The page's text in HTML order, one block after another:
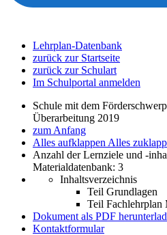
Lehrplan-Datenbank
zurück zur Startseite
zurück zur Schulart
Im Schulportal anmelden
Schule mit dem
Überarbeitung 2019
zum Anfang
Alles aufklappen Alles
Anzahl der Lernziele und -
Materialdatenbank: 3
Inhaltsverzeichnis
Teil Grundlagen
Teil Fachlehrplan
Dokument als PDF
Kontaktformular